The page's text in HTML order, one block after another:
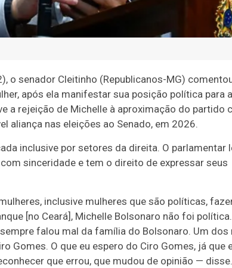
o senador Cleitinho (Republicanos-MG)
após ela manifestar sua posição política para
a rejeição de Michelle à aproximação do partido
aliança nas eleições ao Senado, em 2026.
inclusive por setores da direita. O parlamentar
sinceridade e tem o direito de expressar seus
inclusive mulheres que são políticas,
[no Ceará], Michelle Bolsonaro não foi
falou mal da família do Bolsonaro. Um
Gomes. O que eu espero do Ciro Gomes, já que
que errou, que mudou de opinião — disse.